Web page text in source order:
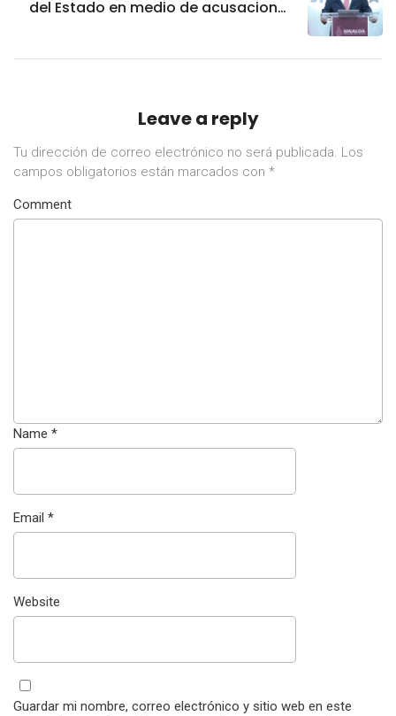
del Estado en medio de acusaciones
Leave a reply
Tu dirección de correo electrónico no será publicada. Los
campos obligatorios están marcados con *
Comment
Name *
Email *
Website
Guardar mi nombre, correo electrónico y sitio web en este